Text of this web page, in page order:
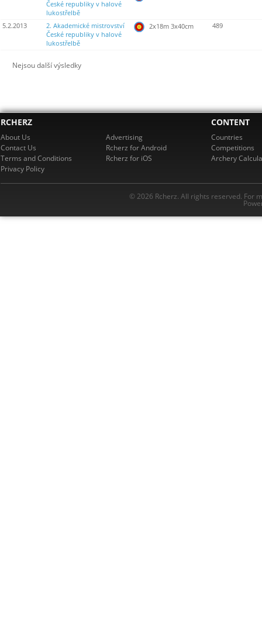
České republiky v halové
lukostřelbě
5.2.2013
2. Akademické mistrovství
České republiky v halové
lukostřelbě
2x18m 3x40cm 489
Nejsou další výsledky
RCHERZ
About Us
Contact Us
Terms and Conditions
Privacy Policy
Advertising
Rcherz for Android
Rcherz for iOS
CONTENT
Countries
Competitions
Archery
© 2026 Rcherz. All rights reserved. For